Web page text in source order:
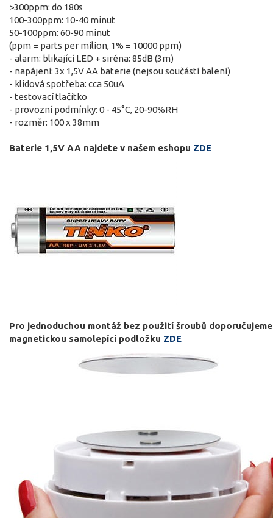
>300ppm: do 180s
100-300ppm: 10-40 minut
50-100ppm: 60-90 minut
(ppm = parts per milion, 1% = 10000 ppm)
- alarm: blikající LED + siréna: 85dB (3m)
- napájení: 3x 1,5V AA baterie (nejsou součástí balení)
- klidová spotřeba: cca 50uA
- testovací tlačítko
- provozní podmínky: 0 - 45°C, 20-90%RH
- rozměr: 100 x 38mm
Baterie 1,5V AA najdete v našem eshopu ZDE
Pro jednoduchou montáž bez použití šroubů
magnetickou samolepící podložku ZDE